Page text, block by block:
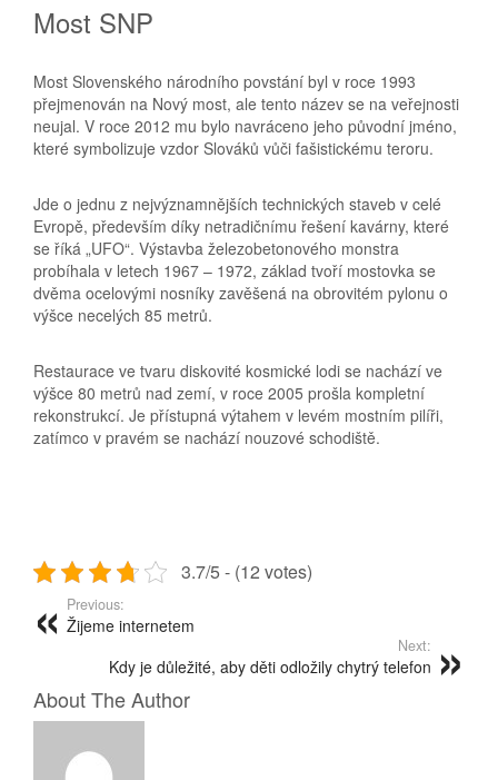
Most SNP
Most Slovenského národního povstání byl v roce 1993
přejmenován na Nový most, ale tento název se na veřejnosti
neujal. V roce 2012 mu bylo navráceno jeho původní jméno,
které symbolizuje vzdor Slováků vůči fašistickému teroru.
Jde o jednu z nejvýznamnějších technických staveb v celé
Evropě, především díky netradičnímu řešení kavárny, které
se říká „UFO“. Výstavba železobetonového monstra
probíhala v letech 1967 – 1972, základ tvoří mostovka se
dvěma ocelovými nosníky zavěšená na obrovitém pylonu o
výšce necelých 85 metrů.
Restaurace ve tvaru diskovité kosmické lodi se nachází ve
výšce 80 metrů nad zemí, v roce 2005 prošla kompletní
rekonstrukcí. Je přístupná výtahem v levém mostním pilíři,
zatímco v pravém se nachází nouzové schodiště.
3.7/5 - (12 votes)
Previous:
Žijeme internetem
Next:
Kdy je důležité, aby děti odložily chytrý telefon
About The Author